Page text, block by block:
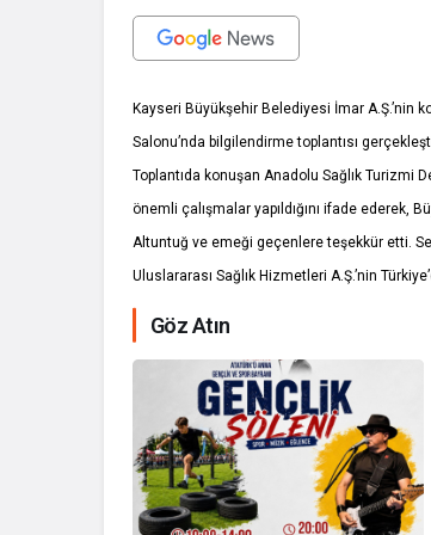
Kayseri Büyükşehir Belediyesi İmar A.Ş.’nin
Salonu’nda bilgilendirme toplantısı
Toplantıda konuşan Anadolu Sağlık Turizmi
önemli çalışmalar yapıldığını ifade ederek,
Altuntuğ ve emeği geçenlere teşekkür etti.
Uluslararası Sağlık Hizmetleri A.Ş.’nin
Göz Atın